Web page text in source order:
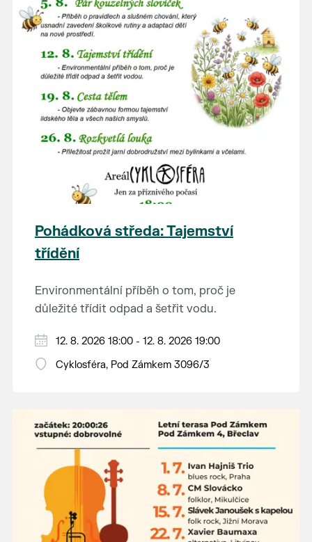
Pohádková středa: Tajemství
třídění
Environmentální příběh o tom, proč je
důležité třídit odpad a šetřit vodu.
Hraje se jen za příznivého počasí.
Vstupné dobrovolné.
12. 8. 2026 18:00 - 12. 8. 2026 19:00
Cyklosféra, Pod Zámkem 3096/3